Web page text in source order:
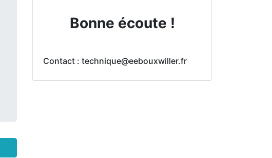
Bonne écoute !
Contact : technique@eebouxwiller.fr